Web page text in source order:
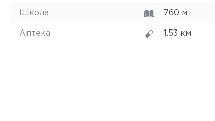
Школа 760 м
Аптека 1.53 км